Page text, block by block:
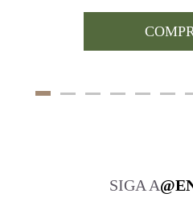
SIGA A